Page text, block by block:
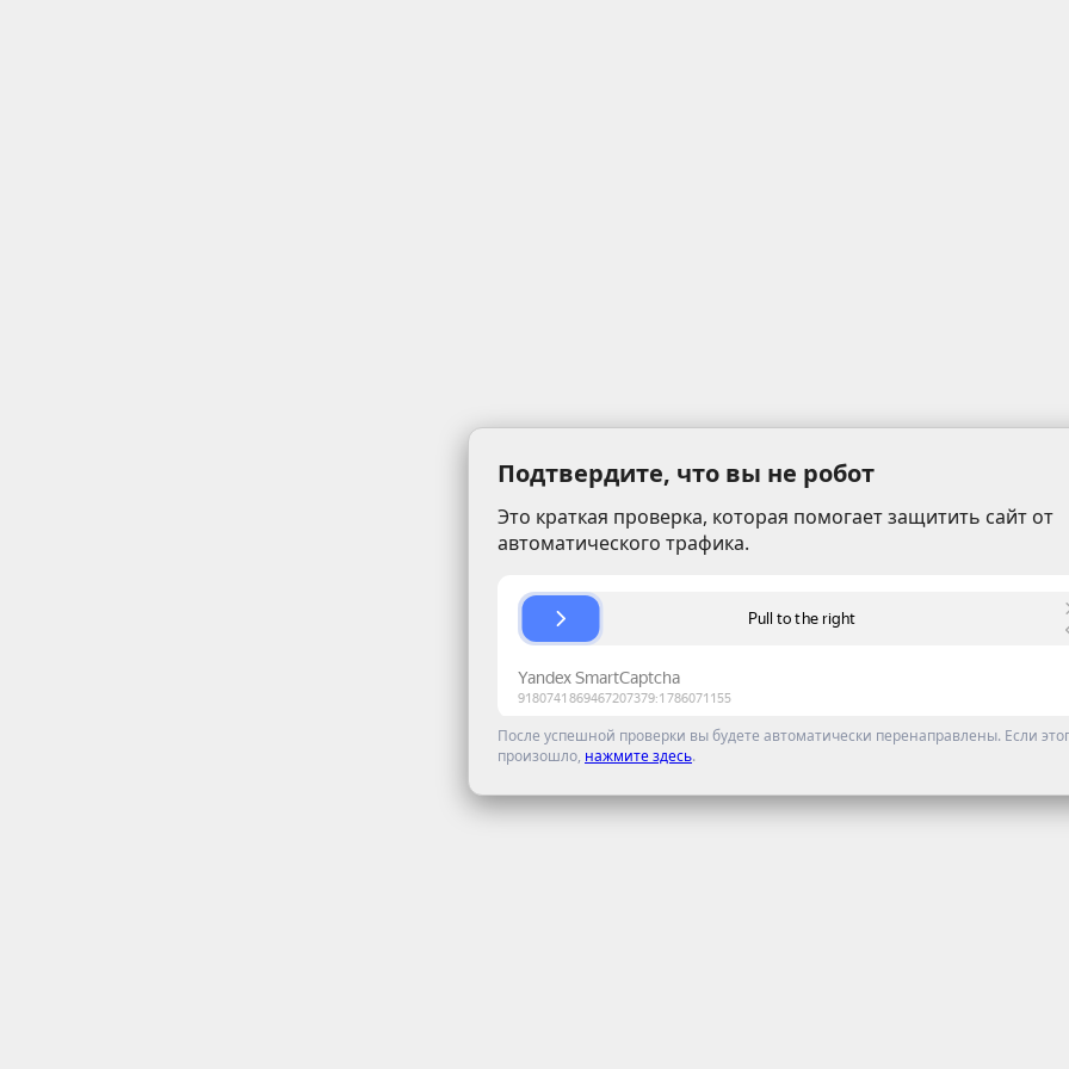
Подтвердите, что вы не робот
Это краткая проверка, которая помогает защитить сайт от
автоматического трафика.
После успешной проверки вы будете автоматически перенаправлены. Если
произошло, нажмите здесь.